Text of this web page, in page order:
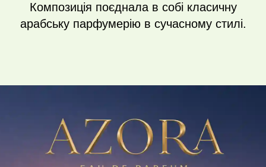
Композиція поєднала в собі класичну
арабську парфумерію в сучасному стилі.